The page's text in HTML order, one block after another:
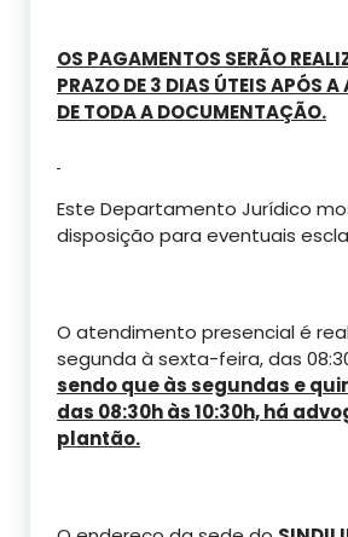
OS PAGAMENTOS SERÃO
PRAZO DE 3 DIAS ÚTEIS APÓS
DE TODA A DOCUMENTAÇÃO.
Este Departamento Jurídico
disposição para eventuais
O atendimento presencial é
segunda à sexta-feira, das
sendo que às segundas e
das 08:30h às 10:30h, há
plantão.